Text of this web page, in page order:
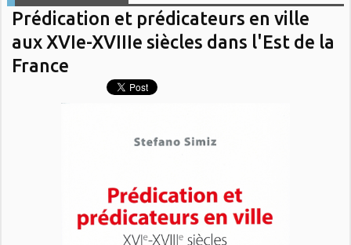
Prédication et prédicateurs en ville
aux XVIe-XVIIIe siècles dans l'Est de la
France